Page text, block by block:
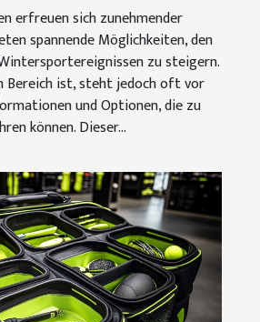
erfreuen sich zunehmender
spannende Möglichkeiten, den
zu steigern.
Bereich ist, steht jedoch oft vor
und Optionen, die zu
können. Dieser...